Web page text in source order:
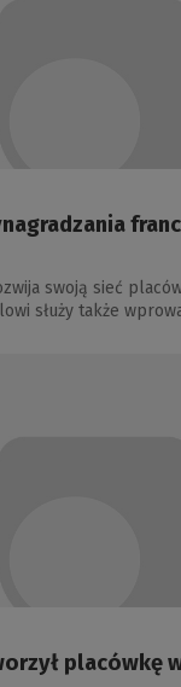
swoją sieć
służy także
placówkę